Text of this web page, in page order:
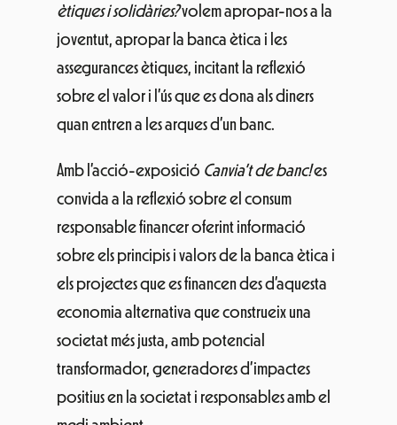
ètiques i solidàries?volem apropar-nos a la
joventut, apropar la banca ètica i les
assegurances ètiques, incitant la reflexió
sobre el valor i l’ús que es dona als diners
quan entren a les arques d’un banc.
Amb l’acció-exposició Canvia’t de banc!es
convida a la reflexió sobre el consum
responsable financer oferint informació
sobre els principis i valors de la banca ètica i
els projectes que es financen des d’aquesta
economia alternativa que construeix una
societat més justa, amb potencial
transformador, generadores d’impactes
positius en la societat i responsables amb el